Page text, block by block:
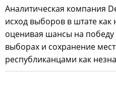
Аналитическая компания
исход выборов в штате как
оценивая шансы на победу
выборах и сохранение
республиканцами как